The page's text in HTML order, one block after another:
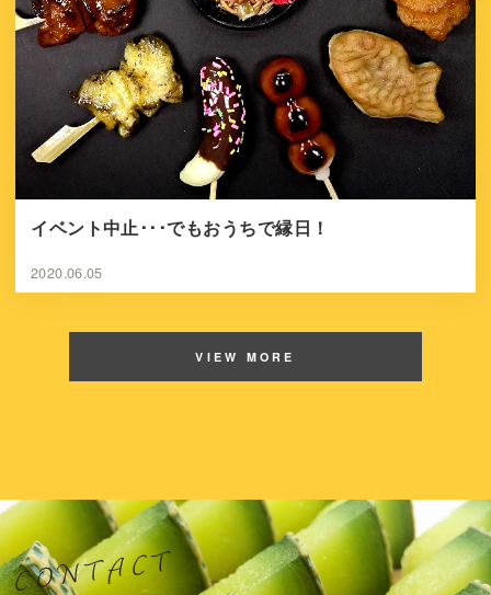
イベント中止･･･でもおうちで縁日！
2020.06.05
VIEW MORE